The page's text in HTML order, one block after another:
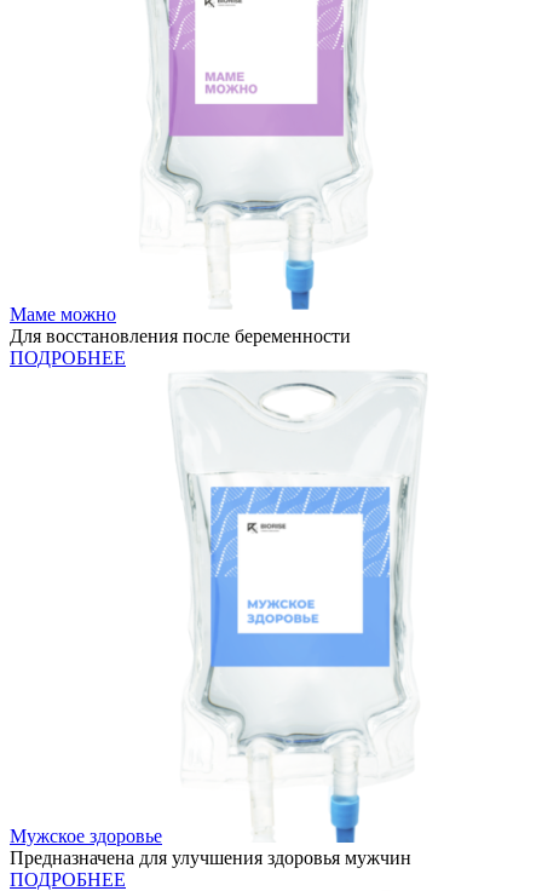
Маме можно
Для восстановления после беременности
ПОДРОБНЕЕ
Мужское здоровье
Предназначена для улучшения здоровья мужчин
ПОДРОБНЕЕ